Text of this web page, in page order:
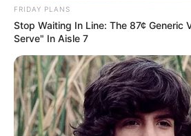
FRIDAY PLANS
Stop Waiting In Line: The 87¢ Generic
Serve" In Aisle 7